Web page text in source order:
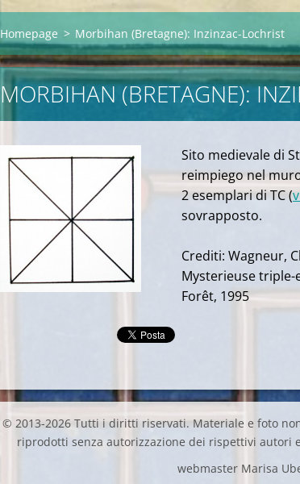
Homepage > Morbihan (Bretagne): Inzinzac-Lochrist
MORBIHAN (BRETAGNE):
Sito medievale di
reimpiego nel
2 esemplari di TC (
sovrapposto.
Crediti: Wagneur,
Mysterieuse triple-
Forêt, 1995
© 2013-2026 Tutti i diritti riservati. Materiale e foto
riprodotti senza autorizzazione dei rispettivi autori
webmaster Marisa